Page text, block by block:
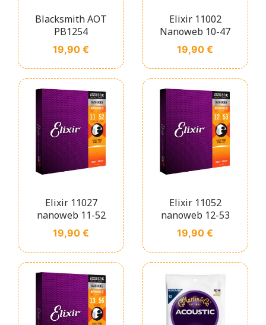
Blacksmith AOT
PB1254
Prix
19,90 €
Elixir 11002
Nanoweb 10-47
Prix
19,90 €
Elixir 11027
nanoweb 11-52
Prix
19,90 €
Elixir 11052
nanoweb 12-53
Prix
19,90 €